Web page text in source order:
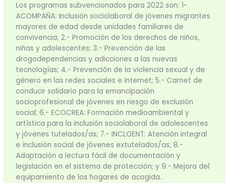
Los programas subvencionados para 2022 son: 1-
ACOMPAÑA: Inclusión sociolaboral de jóvenes migrantes
mayores de edad desde unidades familiares de
convivencia; 2.- Promoción de los derechos de niños,
niñas y adolescentes; 3.- Prevención de las
drogodependencias y adicciones a las nuevas
tecnologías; 4.- Prevención de la violencia sexual y de
género en las redes sociales e internet; 5.- Carnet de
conducir solidario para la emancipación
socioprofesional de jóvenes en riesgo de exclusión
social; 6.- ECOCREA: Formación medioambiental y
artística para la inclusión sociolaboral de adolescentes
y jóvenes tutelados/as; 7.- INCLOENT: Atención integral
e inclusión social de jóvenes extutelados/as; 8.-
Adaptación a lectura fácil de documentación y
legislación en el sistema de protección; y 9.- Mejora del
equipamiento de los hogares de acogida.